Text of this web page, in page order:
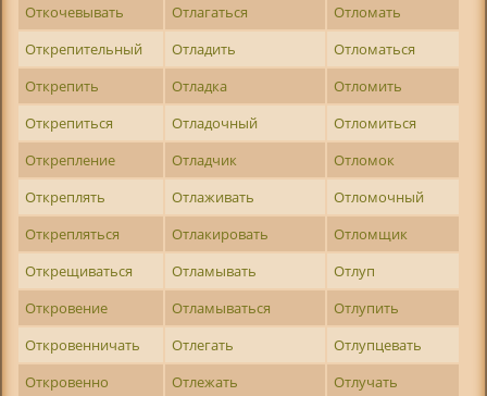
Откочевывать
Отлагаться
Отломать
Открепительный
Отладить
Отломаться
Открепить
Отладка
Отломить
Открепиться
Отладочный
Отломиться
Открепление
Отладчик
Отломок
Откреплять
Отлаживать
Отломочный
Открепляться
Отлакировать
Отломщик
Открещиваться
Отламывать
Отлуп
Откровение
Отламываться
Отлупить
Откровенничать
Отлегать
Отлупцевать
Откровенно
Отлежать
Отлучать